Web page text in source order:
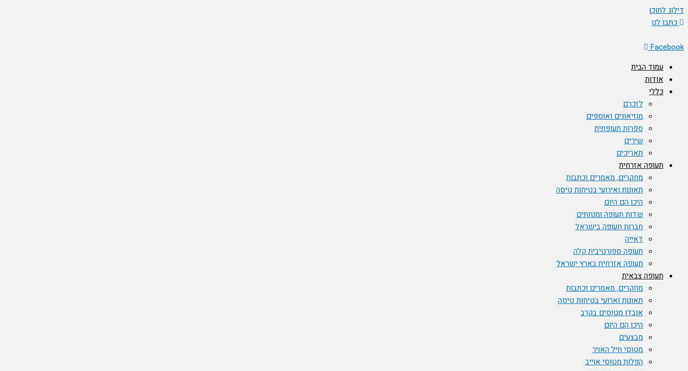
דילוג לתוכן
כתבו לנו
Facebook
עמוד הבית
אודות
כללי
לזכרם
מוזיאונים ואוספים
ספרות תעופתית
שירים
תאריכים
תעופה אזרחית
מחקרים, מאמרים וכתבות
תאונות ואירועי בטיחות טיסה
היכן הם היום
שדות תעופה ומנחתים
חברות תעופה בישראל
דאייה
תעופה ספורטיבית קלה
תעופה אזרחית בארץ ישראל
תעופה צבאית
מחקרים, מאמרים וכתבות
תאונות וארועי בטיחות טיסה
אובדן מטוסים בקרב
היכן הם היום
מבצעים
מטוסי חיל האויר
הפלות מטוסי אוייב